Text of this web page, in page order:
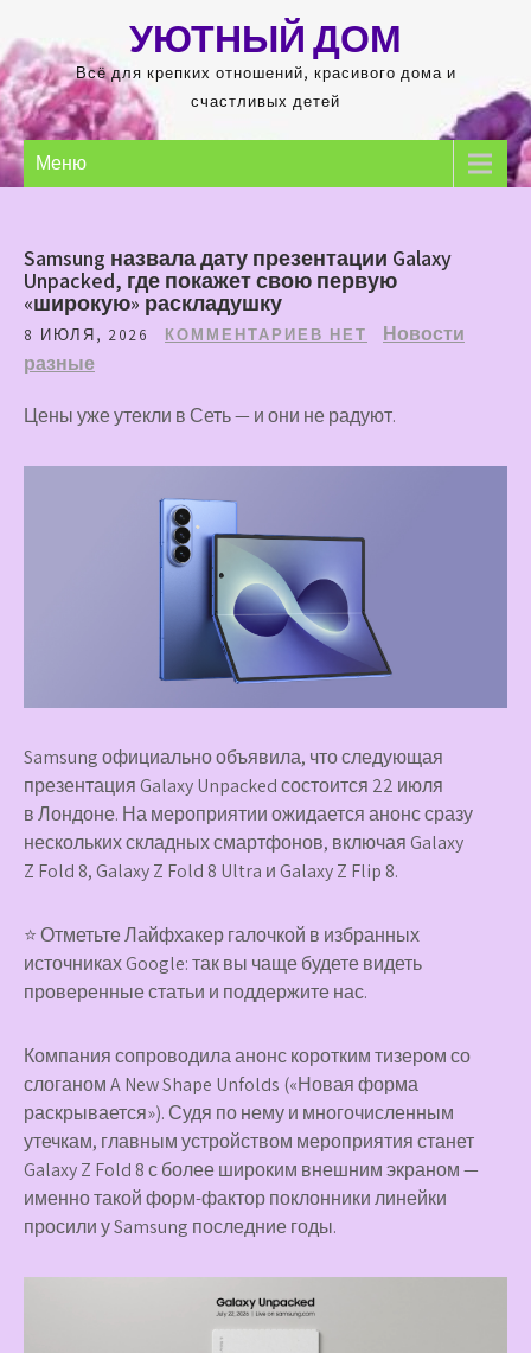
содержимому
УЮТНЫЙ ДОМ
Всё для крепких отношений, красивого дома и
счастливых детей
Меню
Samsung назвала дату презентации Galaxy
Unpacked, где покажет свою первую
«широкую» раскладушку
8 ИЮЛЯ, 2026 КОММЕНТАРИЕВ НЕТ
Новости
разные
Цены уже утекли в Сеть — и они не радуют.
Samsung официально объявила, что следующая
презентация Galaxy Unpacked состоится 22 июля
в Лондоне. На мероприятии ожидается анонс сразу
нескольких складных смартфонов, включая Galaxy
Z Fold 8, Galaxy Z Fold 8 Ultra и Galaxy Z Flip 8.
⭐ Отметьте Лайфхакер галочкой в избранных
источниках Google: так вы чаще будете видеть
проверенные статьи и поддержите нас.
Компания сопроводила анонс коротким тизером со
слоганом A New Shape Unfolds («Новая форма
раскрывается»). Судя по нему и многочисленным
утечкам, главным устройством мероприятия станет
Galaxy Z Fold 8 с более широким внешним экраном —
именно такой форм-фактор поклонники линейки
просили у Samsung последние годы.